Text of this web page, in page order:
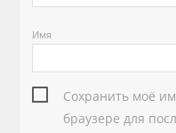
Имя
Сохранить моё
браузере для